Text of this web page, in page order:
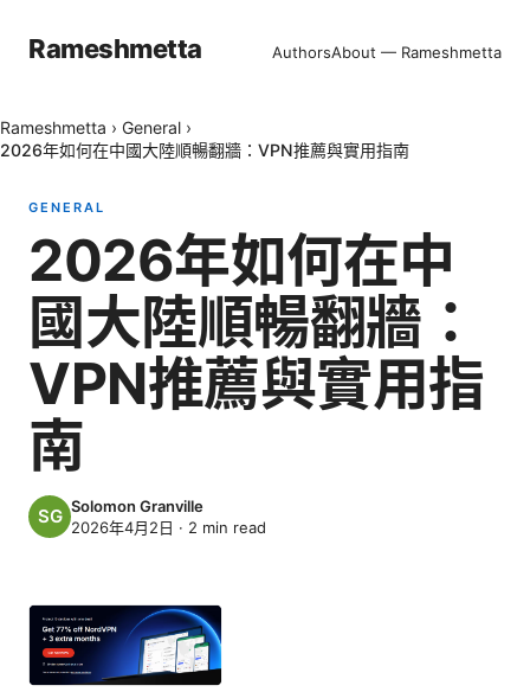
Rameshmetta AuthorsAbout — Rameshmetta
Rameshmetta › General ›
2026年如何在中國大陸順暢翻牆：VPN推薦與實用指南
GENERAL
2026年如何在中
國大陸順暢翻牆：
VPN推薦與實用指
南
Solomon Granville
2026年4月2日 · 2 min read